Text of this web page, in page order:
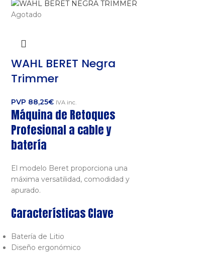
Agotado
WAHL BERET Negra
Trimmer
PVP 88,25€ IVA inc.
Máquina de Retoques
Profesional a cable y
batería
El modelo Beret proporciona una
máxima versatilidad, comodidad y
apurado.
Características Clave
Batería de Litio
Diseño ergonómico